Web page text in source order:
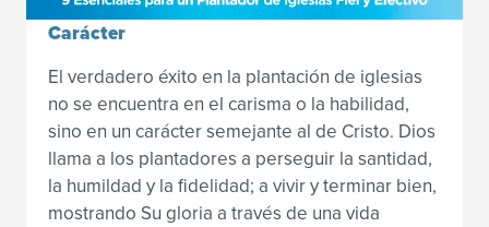
Carácter
El verdadero éxito en la plantación de iglesias
no se encuentra en el carisma o la habilidad,
sino en un carácter semejante al de Cristo. Dios
llama a los plantadores a perseguir la santidad,
la humildad y la fidelidad; a vivir y terminar bien,
mostrando Su gloria a través de una vida